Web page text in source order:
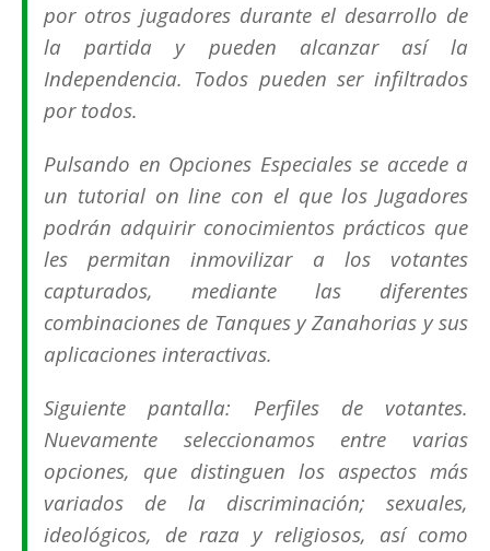
por otros jugadores durante el desarrollo de
la partida y pueden alcanzar así la
Independencia. Todos pueden ser infiltrados
por todos.
Pulsando en Opciones Especiales se accede a
un tutorial on line con el que los Jugadores
podrán adquirir conocimientos prácticos que
les permitan inmovilizar a los votantes
capturados, mediante las diferentes
combinaciones de Tanques y Zanahorias y sus
aplicaciones interactivas.
Siguiente pantalla: Perfiles de votantes.
Nuevamente seleccionamos entre varias
opciones, que distinguen los aspectos más
variados de la discriminación; sexuales,
ideológicos, de raza y religiosos, así como